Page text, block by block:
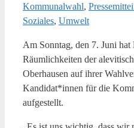
Kommunalwahl,
Soziales, Umwelt
Am Sonntag, den 7. Juni
Räumlichkeiten der
Oberhausen auf ihrer
Kandidat*innen für die
aufgestellt.